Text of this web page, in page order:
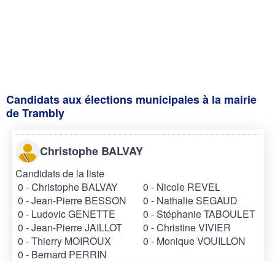
Candidats aux élections municipales à la mairie
de Trambly
Christophe BALVAY
Candidats de la liste
0 - Christophe BALVAY
0 - Jean-Pierre BESSON
0 - Ludovic GENETTE
0 - Jean-Pierre JAILLOT
0 - Thierry MOIROUX
0 - Bernard PERRIN
0 - Nicole REVEL
0 - Nathalie SEGAUD
0 - Stéphanie TABOULET
0 - Christine VIVIER
0 - Monique VOUILLON